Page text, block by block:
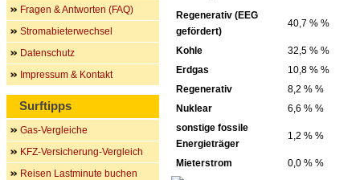
Regenerativ (EEG
gefördert)
40,7 % %
Kohle
32,5 % %
Erdgas
10,8 % %
Regenerativ
8,2 % %
Nuklear
6,6 % %
sonstige fossile
Energieträger
1,2 % %
Mieterstrom 0,0 % %
Fragen & Antworten (FAQ)
Stromabieterwechsel
Datenschutz
Impressum & Kontakt
Surftipps
Gas-Vergleiche
KFZ-Versicherung-Vergleich
Reisen Lastminute buchen